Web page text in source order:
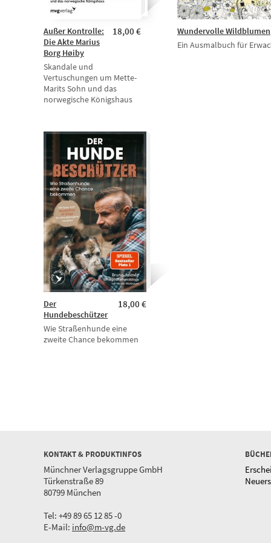
18,00 €
Außer Kontrolle:
Die Akte Marius
Borg Høiby
Skandale und
Vertuschungen um Mette-
Marits Sohn und das
norwegische Königshaus
Wundervolle Wildblumen
Ein Ausmalbuch für
18,00 €
Der
Hundebeschützer
Wie Straßenhunde eine
zweite Chance bekommen
KONTAKT & PRODUKTINFOS
Münchner Verlagsgruppe GmbH
Türkenstraße 89
80799 München
Tel: +49 89 65 12 85 -0
E-Mail: info@m-vg.de